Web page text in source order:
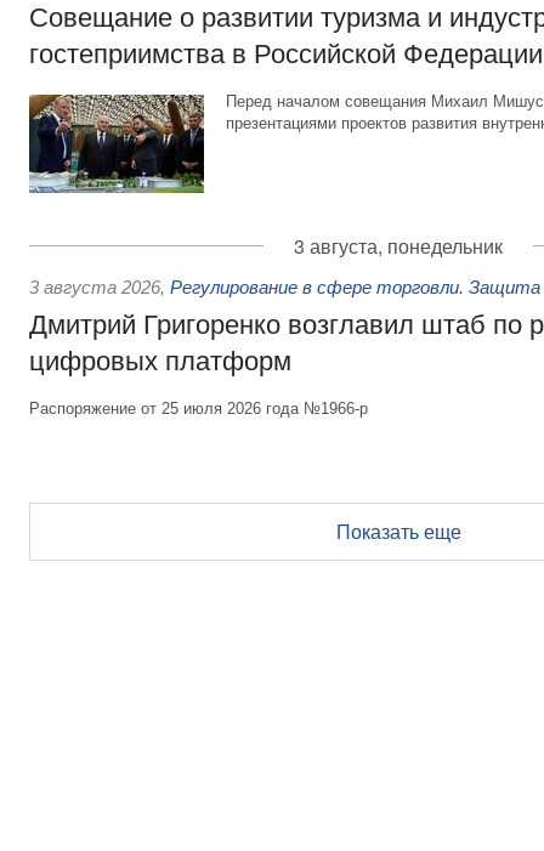
Совещание о развитии туризма и
гостеприимства в Российской Федерации
Перед началом совещания Михаил
презентациями проектов развития
3 августа, понедельник
3 августа 2026, Регулирование в сфере торговли.
Дмитрий Григоренко возглавил штаб по
цифровых платформ
Распоряжение от 25 июля 2026 года №1966-р
Показать еще